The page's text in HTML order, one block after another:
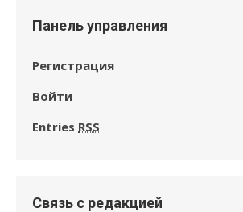
Панель управления
Регистрация
Войти
Entries RSS
Связь с редакцией